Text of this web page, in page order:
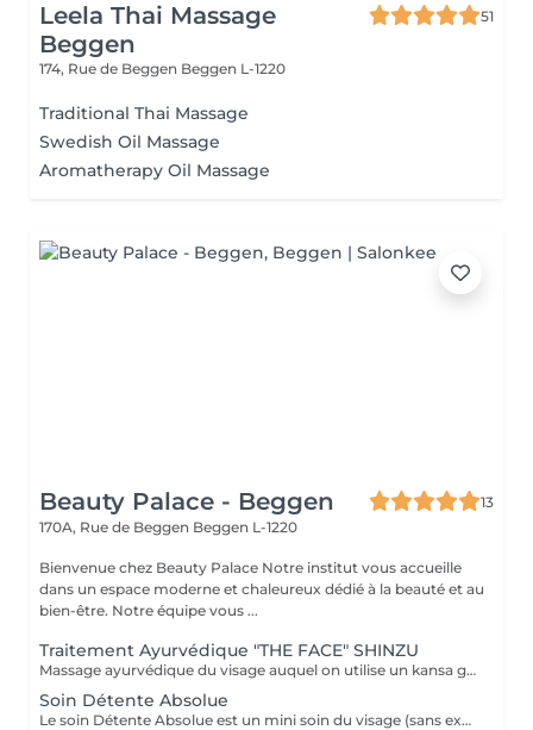
Leela Thai Massage
Beggen
51
174, Rue de Beggen Beggen L-1220
Traditional Thai Massage
Swedish Oil Massage
Aromatherapy Oil Massage
Beauty Palace - Beggen
13
170A, Rue de Beggen Beggen L-1220
Bienvenue chez Beauty Palace Notre institut vous accueille
dans un espace moderne et chaleureux dédié à la beauté et au
bien-être. Notre équipe vous ...
Traitement Ayurvédique "THE FACE" SHINZU
Massage ayurvédique du visage auquel on utilise un kansa guérisseur de L'Inde. Celui-ci permet de rééquilibrer les énergies au corps, agit sur des points d'acupression pour améliorer la circulation, détendre les muscles, drainer, anti-stresse et raffermir l'ovale du visage. Résultats: *Détente *Peau lumineuse *Amélioration du tonus musculaire *Diminution des tensions faciales *Améliore les maux de tête *Anti-stress *Draine
Soin Détente Absolue
Le soin Détente Absolue est un mini soin du visage (sans extraction des points noirs) et un massage du corps d'une durée totale de 1h30. On commence par un massage relaxant sur la face arrière, jambes puis dos. Face avant mini soin visage (nettoyant + gommage #FACE PERFECTION) massage du décolleté, du visage et pendant la pose du masque, on effectue un massage relaxant sur les jambes et pieds. Un soin cocooning tout en douceur.